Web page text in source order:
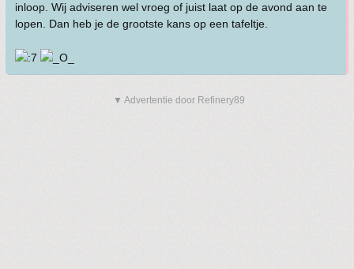
inloop. Wij adviseren wel vroeg of juist laat op de avond aan te
lopen. Dan heb je de grootste kans op een tafeltje.
▼ Advertentie door Refinery89